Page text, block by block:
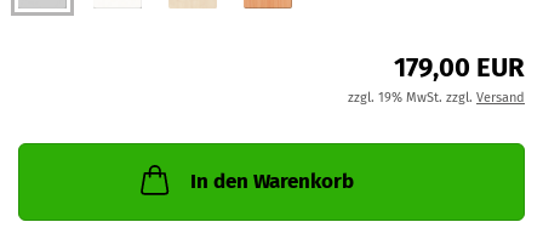
179,00 EUR
zzgl. 19% MwSt. zzgl. Versand
In den Warenkorb